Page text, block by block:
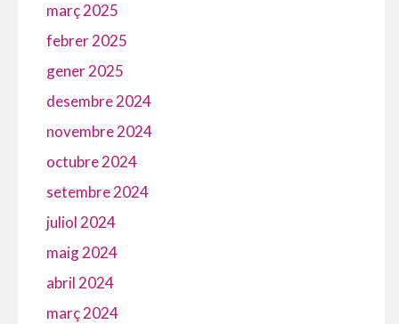
març 2025
febrer 2025
gener 2025
desembre 2024
novembre 2024
octubre 2024
setembre 2024
juliol 2024
maig 2024
abril 2024
març 2024